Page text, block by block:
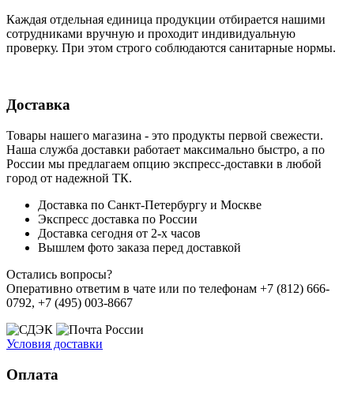
Каждая отдельная единица продукции отбирается нашими
сотрудниками вручную и проходит индивидуальную
проверку. При этом строго соблюдаются санитарные нормы.
Доставка
Товары нашего магазина - это продукты первой свежести.
Наша служба доставки работает максимально быстро, а по
России мы предлагаем опцию экспресс-доставки в любой
город от надежной ТК.
Доставка по Санкт-Петербургу и Москве
Экспресс доставка по России
Доставка сегодня от 2-х часов
Вышлем фото заказа перед доставкой
Остались вопросы?
Оперативно ответим в чате или по телефонам +7 (812) 666-
0792, +7 (495) 003-8667
Условия доставки
Оплата